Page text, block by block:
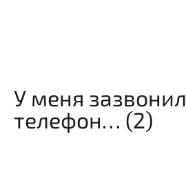
У меня зазвонил
телефон… (2)